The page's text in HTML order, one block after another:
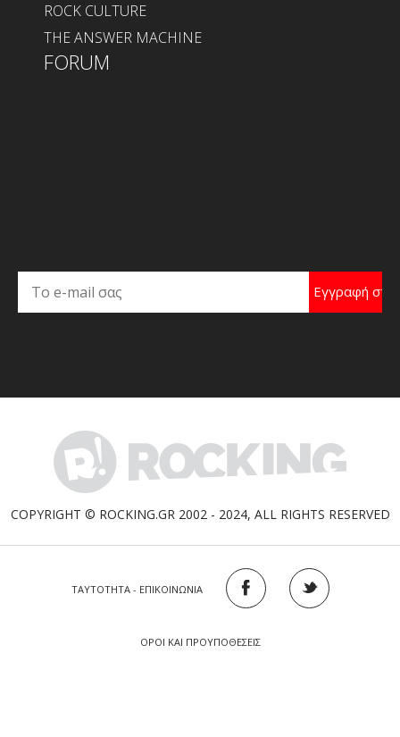
ROCK CULTURE
THE ANSWER MACHINE
FORUM
COPYRIGHT © ROCKING.GR 2002 - 2024, ALL RIGHTS RESERVED
ΤΑΥΤΟΤΗΤΑ - ΕΠΙΚΟΙΝΩΝΙΑ
ΟΡΟΙ ΚΑΙ ΠΡΟΥΠΟΘΕΣΕΙΣ